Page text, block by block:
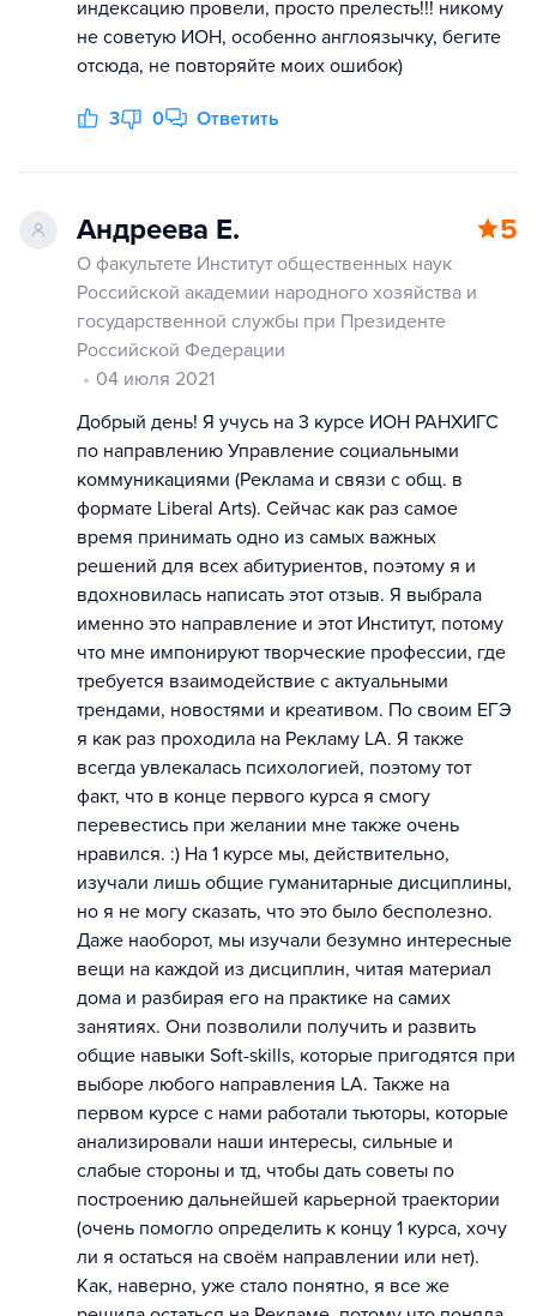
индексацию провели, просто прелесть!!! никому
не советую ИОН, особенно англоязычку, бегите
отсюда, не повторяйте моих ошибок)
3 0 Ответить
Андреева Е. 5
О факультете Институт общественных наук
Российской академии народного хозяйства и
государственной службы при Президенте
Российской Федерации
04 июля 2021
Добрый день! Я учусь на 3 курсе ИОН РАНХИГС
по направлению Управление социальными
коммуникациями (Реклама и связи с общ. в
формате Liberal Arts). Сейчас как раз самое
время принимать одно из самых важных
решений для всех абитуриентов, поэтому я и
вдохновилась написать этот отзыв. Я выбрала
именно это направление и этот Институт, потому
что мне импонируют творческие профессии, где
требуется взаимодействие с актуальными
трендами, новостями и креативом. По своим ЕГЭ
я как раз проходила на Рекламу LA. Я также
всегда увлекалась психологией, поэтому тот
факт, что в конце первого курса я смогу
перевестись при желании мне также очень
нравился. :) На 1 курсе мы, действительно,
изучали лишь общие гуманитарные дисциплины,
но я не могу сказать, что это было бесполезно.
Даже наоборот, мы изучали безумно интересные
вещи на каждой из дисциплин, читая материал
дома и разбирая его на практике на самих
занятиях. Они позволили получить и развить
общие навыки Soft-skills, которые пригодятся при
выборе любого направления LA. Также на
первом курсе с нами работали тьюторы, которые
анализировали наши интересы, сильные и
слабые стороны и тд, чтобы дать советы по
построению дальнейшей карьерной траектории
(очень помогло определить к концу 1 курса, хочу
ли я остаться на своём направлении или нет).
Как, наверно, уже стало понятно, я все же